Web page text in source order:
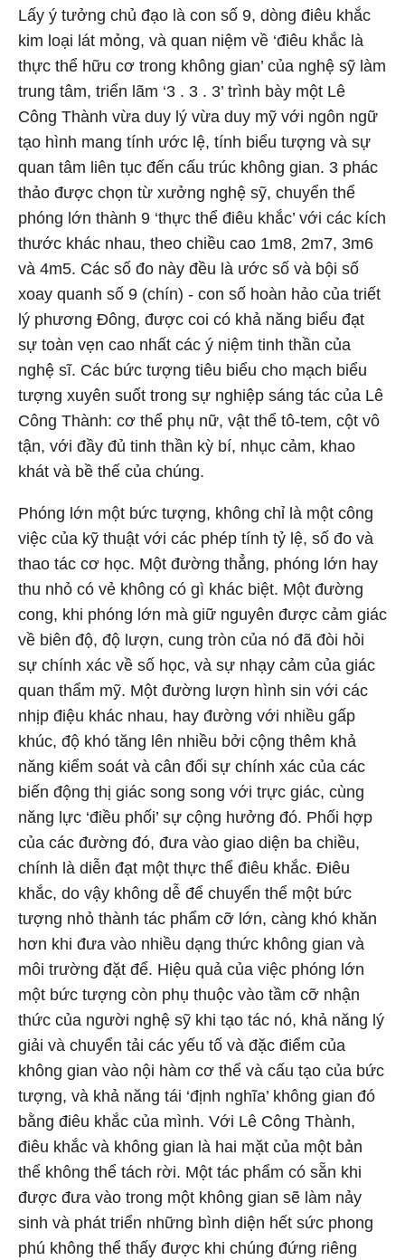
Lấy ý tưởng chủ đạo là con số 9, dòng điêu khắc
kim loại lát mỏng, và quan niệm về ‘điêu khắc là
thực thể hữu cơ trong không gian’ của nghệ sỹ làm
trung tâm, triển lãm ‘3 . 3 . 3’ trình bày một Lê
Công Thành vừa duy lý vừa duy mỹ với ngôn ngữ
tạo hình mang tính ước lệ, tính biểu tượng và sự
quan tâm liên tục đến cấu trúc không gian. 3 phác
thảo được chọn từ xưởng nghệ sỹ, chuyển thể
phóng lớn thành 9 ‘thực thể điêu khắc’ với các kích
thước khác nhau, theo chiều cao 1m8, 2m7, 3m6
và 4m5. Các số đo này đều là ước số và bội số
xoay quanh số 9 (chín) - con số hoàn hảo của triết
lý phương Đông, được coi có khả năng biểu đạt
sự toàn vẹn cao nhất các ý niệm tinh thần của
nghệ sĩ. Các bức tượng tiêu biểu cho mạch biểu
tượng xuyên suốt trong sự nghiệp sáng tác của Lê
Công Thành: cơ thể phụ nữ, vật thể tô-tem, cột vô
tận, với đầy đủ tinh thần kỳ bí, nhục cảm, khao
khát và bề thế của chúng.
Phóng lớn một bức tượng, không chỉ là một công
việc của kỹ thuật với các phép tính tỷ lệ, số đo và
thao tác cơ học. Một đường thẳng, phóng lớn hay
thu nhỏ có vẻ không có gì khác biệt. Một đường
cong, khi phóng lớn mà giữ nguyên được cảm giác
về biên độ, độ lượn, cung tròn của nó đã đòi hỏi
sự chính xác về số học, và sự nhạy cảm của giác
quan thẩm mỹ. Một đường lượn hình sin với các
nhịp điệu khác nhau, hay đường với nhiều gấp
khúc, độ khó tăng lên nhiều bởi cộng thêm khả
năng kiểm soát và cân đối sự chính xác của các
biến động thị giác song song với trực giác, cùng
năng lực ‘điều phối’ sự cộng hưởng đó. Phối hợp
của các đường đó, đưa vào giao diện ba chiều,
chính là diễn đạt một thực thể điêu khắc. Điêu
khắc, do vậy không dễ để chuyển thể một bức
tượng nhỏ thành tác phẩm cỡ lớn, càng khó khăn
hơn khi đưa vào nhiều dạng thức không gian và
môi trường đặt để. Hiệu quả của việc phóng lớn
một bức tượng còn phụ thuộc vào tầm cỡ nhận
thức của người nghệ sỹ khi tạo tác nó, khả năng lý
giải và chuyển tải các yếu tố và đặc điểm của
không gian vào nội hàm cơ thể và cấu tạo của bức
tượng, và khả năng tái ‘định nghĩa’ không gian đó
bằng điêu khắc của mình. Với Lê Công Thành,
điêu khắc và không gian là hai mặt của một bản
thể không thể tách rời. Một tác phẩm có sẵn khi
được đưa vào trong một không gian sẽ làm nảy
sinh và phát triển những bình diện hết sức phong
phú không thể thấy được khi chúng đứng riêng